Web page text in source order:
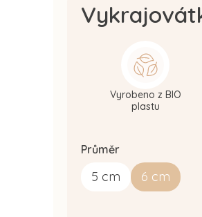
Průměr
5 cm 6 cm
Vyrobeno z BIO
plastu